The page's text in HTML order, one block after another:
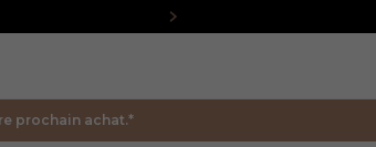
prochain achat.*